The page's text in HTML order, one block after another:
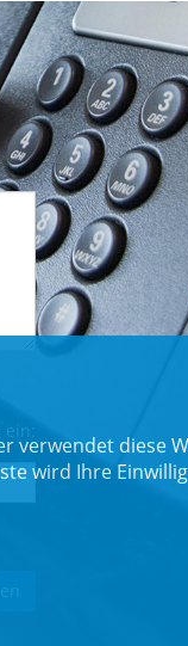
verwendet diese
wird Ihre